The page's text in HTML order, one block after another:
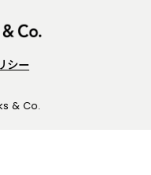
シー
& Co.